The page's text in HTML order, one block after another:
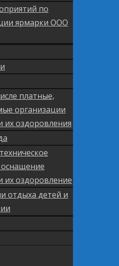
по
ярмарки ООО
платные,
организации
их оздоровления
их оздоровление
отдыха детей и